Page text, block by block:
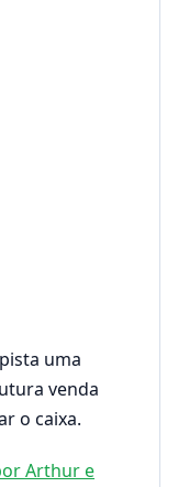
uma
venda
o caixa.
Arthur e